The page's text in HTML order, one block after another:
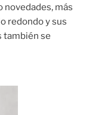
novedades, más
redondo y sus
también se